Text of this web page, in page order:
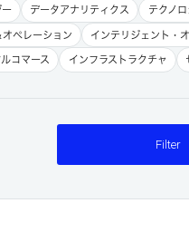
ー データアナリティクス テクノ
ペレーション インテリジェント・
コマース インフラストラクチャ
Filter